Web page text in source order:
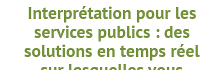
Interprétation pour les
services publics : des
solutions en temps réel